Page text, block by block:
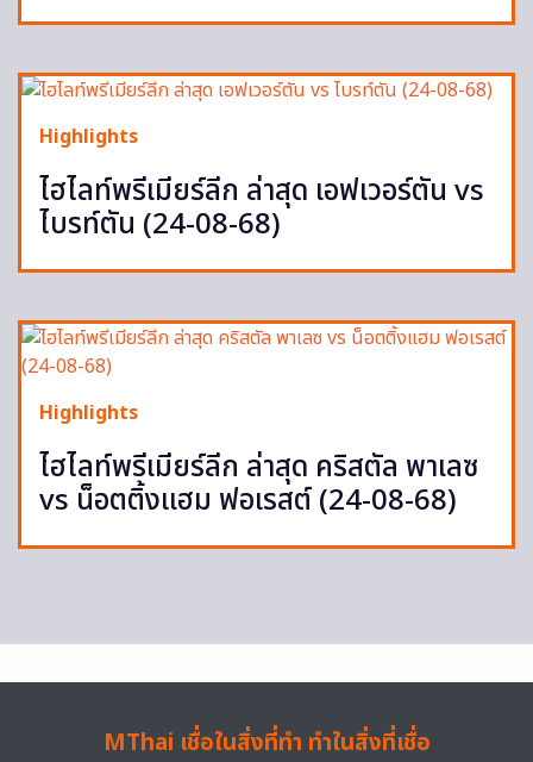
Highlights
ไฮไลท์พรีเมียร์ลีก ล่าสุด เอฟเวอร์ตัน vs
ไบรท์ตัน (24-08-68)
Highlights
ไฮไลท์พรีเมียร์ลีก ล่าสุด คริสตัล พาเลซ
vs น็อตติ้งแฮม ฟอเรสต์ (24-08-68)
MThai เชื่อในสิ่งที่ทำ ทำในสิ่งที่เชื่อ